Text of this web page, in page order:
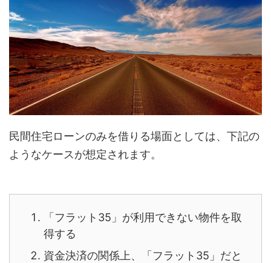
民間住宅ローンのみを借りる場面としては、下記の
ようなケースが想定されます。
「フラット35」が利用できない物件を取
得する
資金決済の関係上、「フラット35」だと